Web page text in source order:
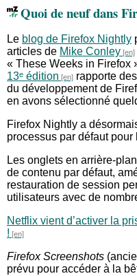
Quoi de neuf dans
Le blog de Firefox Nightly
articles de Mike Conley
« These Weeks in Firefox
13ᵉ édition
rapporte
du développement de
en avons sélectionné
Firefox Nightly a
processus par défaut pour
Les onglets en arrière-
de contenu par défaut,
restauration de session
utilisateurs avec de
Netflix vient d’activer la
!
Firefox Screenshots
prévu pour accéder à la